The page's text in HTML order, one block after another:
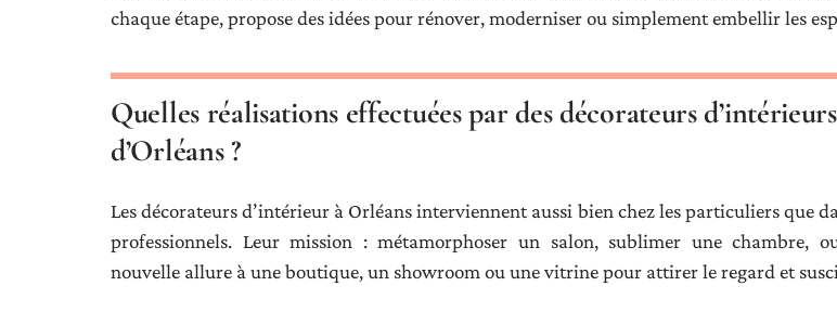
chaque étape, propose des idées pour rénover, moderniser ou simplement embellir les
Quelles réalisations effectuées par des décorateurs d’intérieurs
d’Orléans ?
Les décorateurs d’intérieur à Orléans interviennent aussi bien chez les particuliers que
professionnels. Leur mission : métamorphoser un salon, sublimer une chambre,
nouvelle allure à une boutique, un showroom ou une vitrine pour attirer le regard et